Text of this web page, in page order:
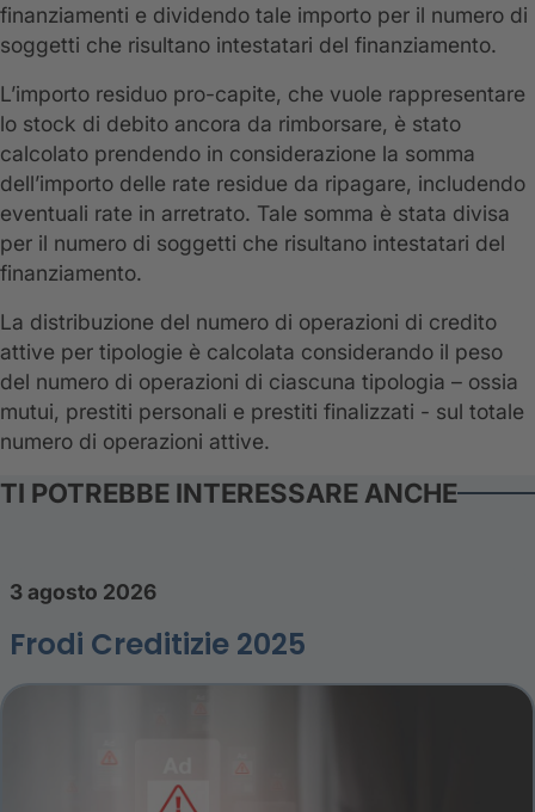
finanziamenti e dividendo tale importo per il numero di
soggetti che risultano intestatari del finanziamento.
L’importo residuo pro-capite, che vuole rappresentare
lo stock di debito ancora da rimborsare, è stato
calcolato prendendo in considerazione la somma
dell’importo delle rate residue da ripagare, includendo
eventuali rate in arretrato. Tale somma è stata divisa
per il numero di soggetti che risultano intestatari del
finanziamento.
La distribuzione del numero di operazioni di credito
attive per tipologie è calcolata considerando il peso
del numero di operazioni di ciascuna tipologia – ossia
mutui, prestiti personali e prestiti finalizzati - sul totale
numero di operazioni attive.
TI POTREBBE INTERESSARE ANCHE
3 agosto 2026
Frodi Creditizie 2025